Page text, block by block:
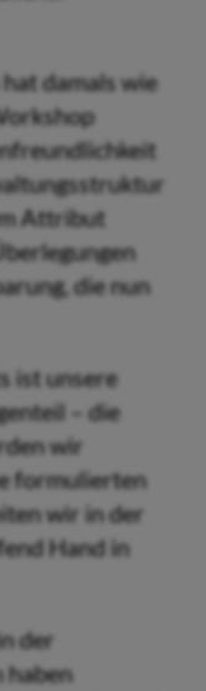
damals wie
Attribut
die nun
ist unsere
– die
wir
formulierten
wir in der
Hand in
der
haben